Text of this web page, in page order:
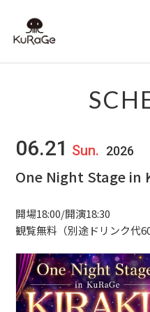
06.21 Sun. 2026
One Night Stage in
開場18:00/開演18:30
観覧無料（別途ドリンク代